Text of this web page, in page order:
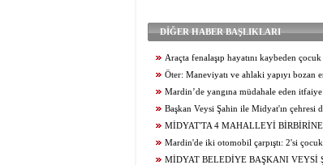
DİĞER HABER BAŞLIKLARI
Araçta fenalaşıp hayatını kaybeden
Öter: Maneviyatı ve ahlaki yapıyı bozan
olumsuzluklardan biri de sanal kumardır
Mardin’de yangına müdahale eden itfaiye
itfaiye eri öldü
Başkan Veysi Şahin ile Midyat'ın çehresi
MİDYAT'TA 4 MAHALLEYİ
YOLU YENİLENDİ
Mardin'de iki otomobil çarpıştı: 2'si
MİDYAT BELEDİYE BAŞKANI VEYSİ